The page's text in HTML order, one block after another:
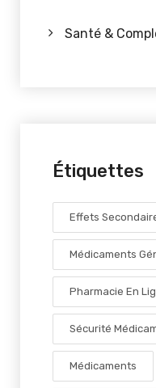
Santé &
Étiquettes
Effets
Médicaments
Pharmacie En
Sécurité
Médicaments